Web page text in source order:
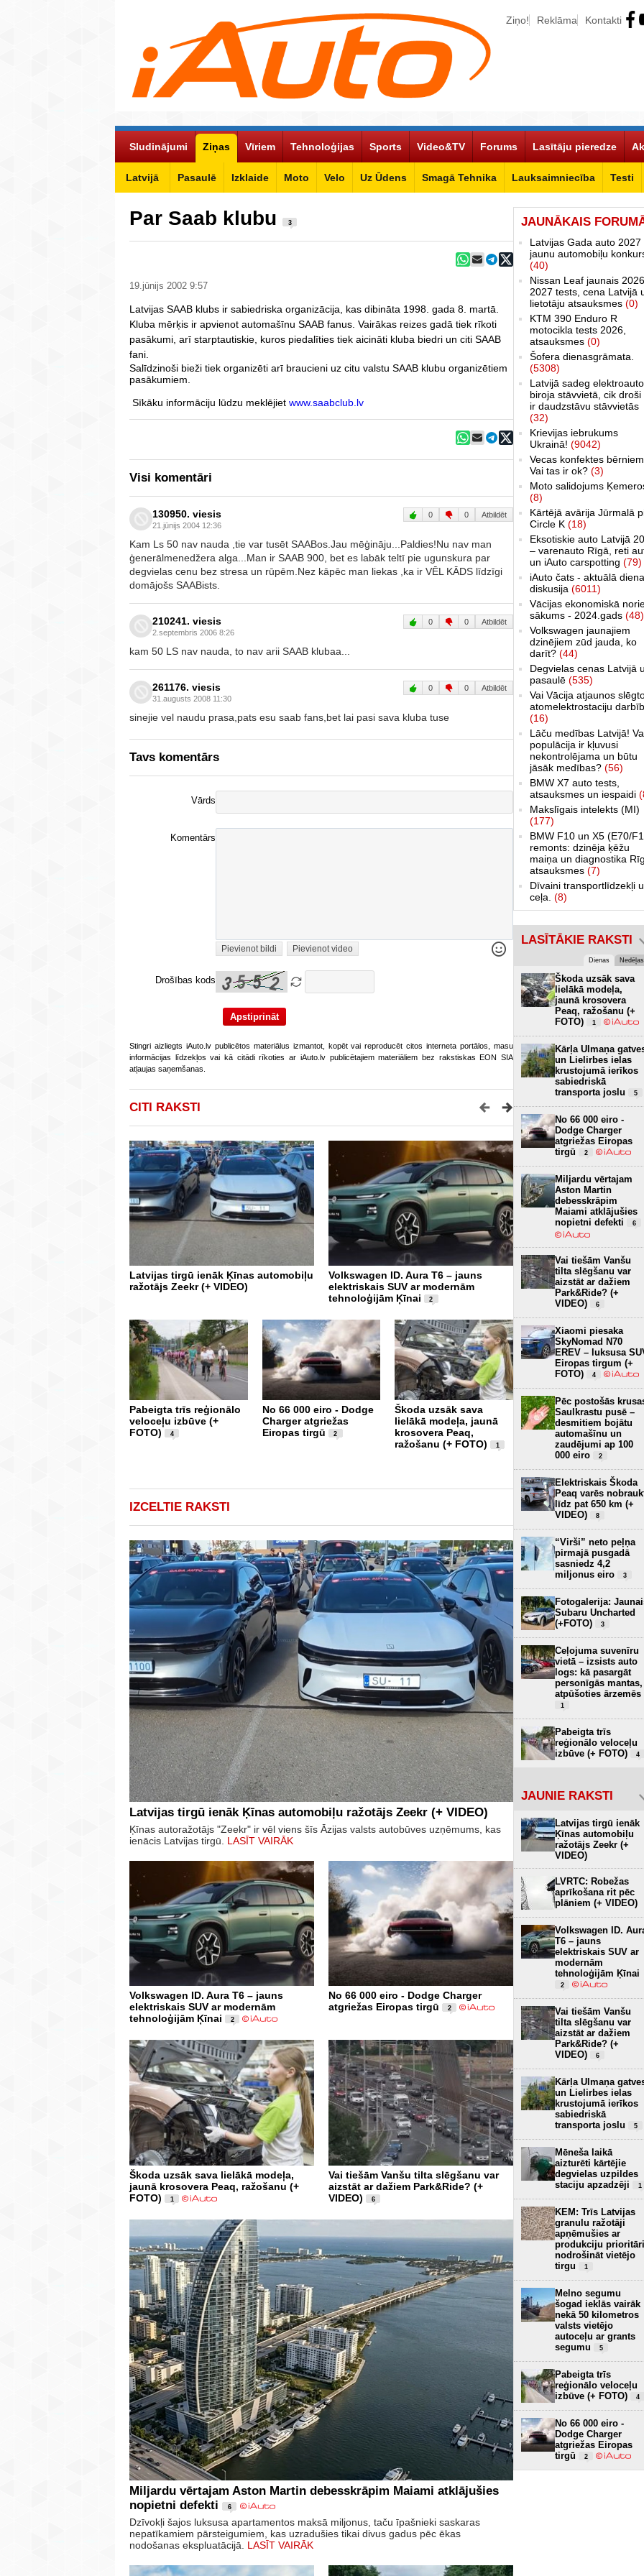
Ziņo! Reklāma Kontakti
Sludinājumi Ziņas
Latvijā Pasaulē Izklaide Moto Velo Uz Ūdens Smagā Tehnika Lauksaimniecība Testi
Vīriem Tehnoloģijas Sports Video&TV Forums Lasītāju pieredze
Par Saab klubu 3
19.jūnijs 2002 9:57
Latvijas SAAB klubs ir sabiedriska organizācija, kas dibināta 1998. gada 8. martā.
Kluba mērķis ir apvienot automašīnu SAAB fanus. Vairākas reizes gadā tiek rīkoti
pasākumi, arī starptautiskie, kuros piedalīties tiek aicināti kluba biedri un citi SAAB
fani.
Salīdzinoši bieži tiek organizēti arī braucieni uz citu valstu SAAB klubu organizētiem
pasākumiem.
Sīkāku informāciju lūdzu meklējiet www.saabclub.lv
Visi komentāri
130950. viesis
21.jūnijs 2004 12:36
0 0 Atbildēt
Kam Ls 50 nav nauda ,tie var tusēt SAABos.Jau mēģināju...Paldies!Nu nav man
ģenerālmenedžera alga...Man ir SAAB 900, bet es labāk teltī pie ugunskura par
degvielas cenu bez stresa un rūpēm.Nez kāpēc man liekas ,ka ir VĒL KĀDS līdzīgi
domājošs SAABists.
210241. viesis
2.septembris 2006 8:26
0 0 Atbildēt
kam 50 LS nav nauda, to nav arii SAAB klubaa...
261176. viesis
31.augusts 2008 11:30
0 0 Atbildēt
sinejie vel naudu prasa,pats esu saab fans,bet lai pasi sava kluba tuse
Tavs komentārs
Vārds
Komentārs
Pievienot bildi Pievienot video
Drošības kods
Stingri aizliegts iAuto.lv publicētos materiālus izmantot, kopēt vai reproducēt citos interneta portālos, masu
informācijas līdzekļos vai kā citādi rīkoties ar iAuto.lv publicētajiem materiāliem bez rakstiskas EON SIA
atļaujas saņemšanas.
CITI RAKSTI
Latvijas tirgū ienāk Ķīnas automobiļu
ražotājs Zeekr (+ VIDEO)
Volkswagen ID. Aura T6 – jauns
elektriskais SUV ar modernām
tehnoloģijām Ķīnai
2
Pabeigta trīs reģionālo
veloceļu izbūve (+
FOTO)
4
No 66 000 eiro - Dodge
Charger atgriežas
Eiropas tirgū
2
Škoda uzsāk sava
lielākā modeļa, jaunā
krosovera Peaq,
ražošanu (+ FOTO)
1
Fotogalerija: Jaunais
Uncharted (+FOTO)
Arī Mercedes atgriezīs
fiziskās pogas, tomēr
ekrāni dominēs
6
IZCELTIE RAKSTI
Latvijas tirgū ienāk Ķīnas automobiļu ražotājs Zeekr (+ VIDEO)
Ķīnas autoražotājs "Zeekr" ir vēl viens šīs Āzijas valsts autobūves uzņēmums, kas
ienācis Latvijas tirgū. LASĪT VAIRĀK
Volkswagen ID. Aura T6 – jauns
elektriskais SUV ar modernām
tehnoloģijām Ķīnai
2
No 66 000 eiro - Dodge Charger
atgriežas Eiropas tirgū
2
Škoda uzsāk sava lielākā modeļa,
jaunā krosovera Peaq, ražošanu (+
FOTO)
1
Vai tiešām Vanšu tilta slēgšanu var
aizstāt ar dažiem Park&Ride? (+
VIDEO)
6
Miljardu vērtajam Aston Martin debesskrāpim Maiami atklājušies
nopietni defekti
6
Dzīvokļi šajos luksusa apartamentos maksā miljonus, taču īpašnieki saskaras
nepatīkamiem pārsteigumiem, kas uzradušies tikai divus gadus pēc ēkas
nodošanas ekspluatācijā. LASĪT VAIRĀK
JAUNĀKAIS
Latvijas Gada auto 2027
jaunu automobiļu
(40)
Nissan Leaf jaunais
2027 tests, cena Latvijā
lietotāju atsauksmes (0)
KTM 390 Enduro R
motocikla tests 2026,
atsauksmes (0)
Šofera dienasgrāmata.
(5308)
Latvijā sadeg elektroauto
biroja stāvvietā, cik droši
ir daudzstāvu stāvvietās
(32)
Krievijas iebrukums
Ukrainā! (9042)
Vecas konfektes
Vai tas ir ok? (3)
Moto salidojums
(8)
Kārtējā avārija Jūrmalā
Circle K (18)
Eksotiskie auto Latvijā
– varenauto Rīgā, reti
un iAuto carspotting (79)
iAuto čats - aktuālā
diskusija (6011)
Vācijas ekonomiskā
sākums - 2024.gads (48)
Volkswagen jaunajiem
dzinējiem zūd jauda, ko
darīt? (44)
Degvielas cenas Latvijā
pasaulē (535)
Vai Vācija atjaunos
atomelektrostaciju
(16)
Lāču medības Latvijā!
populācija ir kļuvusi
nekontrolējama un būtu
jāsāk medības? (56)
BMW X7 auto tests,
atsauksmes un iespaidi
Makslīgais intelekts (MI)
(177)
BMW F10 un X5 (E70/
remonts: dzinēja ķēžu
maiņa un diagnostika
atsauksmes (7)
Dīvaini transportlīdzekļi
ceļa. (8)
LASĪTĀKIE RAKSTI
Dienas Nedēļas
Škoda uzsāk sava
lielākā modeļa,
jaunā krosovera
Peaq, ražošanu (+
FOTO)
1
Kārļa Ulmaņa
un Lielirbes ielas
krustojumā ierīkos
sabiedriskā
transporta joslu
5
No 66 000 eiro -
Dodge Charger
atgriežas Eiropas
tirgū
2
Miljardu vērtajam
Aston Martin
debesskrāpim
Maiami atklājušies
nopietni defekti
6
Vai tiešām Vanšu
tilta slēgšanu var
aizstāt ar dažiem
Park&Ride? (+
VIDEO)
6
Xiaomi piesaka
SkyNomad N70
EREV – luksusa
Eiropas tirgum (+
FOTO)
4
Pēc postošās
Saulkrastu pusē –
desmitiem bojātu
automašīnu un
zaudējumi ap 100
000 eiro
2
Elektriskais Škoda
Peaq varēs
līdz pat 650 km (+
VIDEO)
8
“Virši” neto peļņa
pirmajā pusgadā
sasniedz 4,2
miljonus eiro
3
Fotogalerija:
Subaru Uncharted
(+FOTO)
3
Ceļojuma suvenīru
vietā – izsists auto
logs: kā pasargāt
personīgās mantas,
atpūšoties ārzemēs
1
Pabeigta trīs
reģionālo veloceļu
izbūve (+ FOTO)
4
JAUNIE RAKSTI
Latvijas tirgū ienāk
Ķīnas automobiļu
ražotājs Zeekr (+
VIDEO)
LVRTC: Robežas
aprīkošana rit pēc
plāniem (+ VIDEO)
Volkswagen ID.
T6 – jauns
elektriskais SUV ar
modernām
tehnoloģijām Ķīnai
2
Vai tiešām Vanšu
tilta slēgšanu var
aizstāt ar dažiem
Park&Ride? (+
VIDEO)
6
Kārļa Ulmaņa
un Lielirbes ielas
krustojumā ierīkos
sabiedriskā
transporta joslu
5
Mēneša laikā
aizturēti kārtējie
degvielas uzpildes
staciju apzadzēji
1
KEM: Trīs Latvijas
granulu ražotāji
apņēmušies ar
produkciju prioritāri
nodrošināt vietējo
tirgu
1
Melno segumu
šogad ieklās vairāk
nekā 50 kilometros
valsts vietējo
autoceļu ar grants
segumu
5
Pabeigta trīs
reģionālo veloceļu
izbūve (+ FOTO)
4
No 66 000 eiro -
Dodge Charger
atgriežas Eiropas
tirgū
2